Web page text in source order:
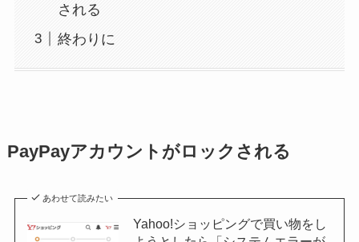
される
終わりに
PayPayアカウントがロックされる
あわせて読みたい
Yahoo!ショッピングで買い物をし